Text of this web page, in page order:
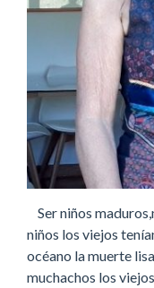
Ser niños
niños los viejos
océano la muerte
muchachos los